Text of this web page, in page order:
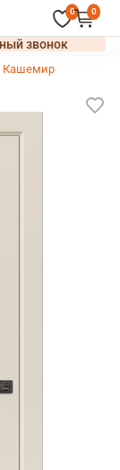
0 0
звонок
Кашемир